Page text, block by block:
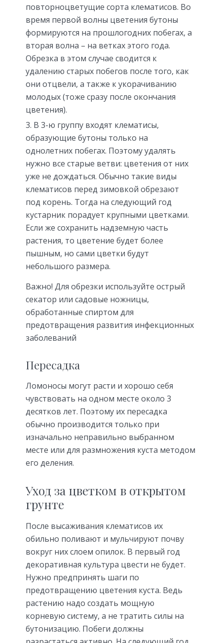
повторноцветущие сорта клематисов. Во
время первой волны цветения бутоны
формируются на прошлогодних побегах, а
вторая волна – на ветках этого года.
Обрезка в этом случае сводится к
удалению старых побегов после того, как
они отцвели, а также к укорачиванию
молодых (тоже сразу после окончания
цветения).
В 3-ю группу входят клематисы,
образующие бутоны только на
однолетних побегах. Поэтому удалять
нужно все старые ветви: цветения от них
уже не дождаться. Обычно такие виды
клематисов перед зимовкой обрезают
под корень. Тогда на следующий год
кустарник порадует крупными цветками.
Если же сохранить надземную часть
растения, то цветение будет более
пышным, но сами цветки будут
небольшого размера.
Важно! Для обрезки используйте острый
секатор или садовые ножницы,
обработанные спиртом для
предотвращения развития инфекционных
заболеваний
Пересадка
Ломоносы могут расти и хорошо себя
чувствовать на одном месте около 3
десятков лет. Поэтому их пересадка
обычно производится только при
изначально неправильно выбранном
месте или для размножения куста методом
его деления.
Уход за цветком в открытом
грунте
После высаживания клематисов их
обильно поливают и мульчируют почву
вокруг них слоем опилок. В первый год
декоративная культура цвести не будет.
Нужно предпринять шаги по
предотвращению цветения куста. Ведь
растению надо создать мощную
корневую систему, а не тратить силы на
бутонизацию. Побеги должны